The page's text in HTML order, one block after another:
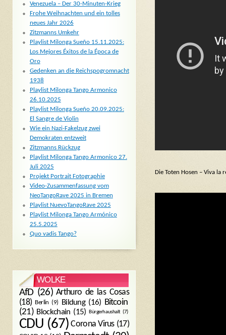
Die Toten Hosen – Viva la
Venezuela – Der 30-Minuten-Krieg
Frohe Weihnachten und ein tolles
neues Jahr 2026
Zitzmanns Umkehr
Playlist Milonga Sueño 15.11.2025:
Los Mejores Éxitos de la Época de
Oro
Gedenken an die Reichspogromnacht
1938
Playlist Milonga Tango Armonico
26.10.2025
Playlist Milonga Sueño 20.09.2025:
El Sangre de Violin
Wie ein Nazi-Fakelzug zwei
Demokraten entzweit
Zitzmanns Rückzug
Playlist Milonga Tango Armonico 27.
Juli 2025
Projekt Portrait Fotographie
Video-Zusammenfassung vom
NeoTangoRave 2025 in Bremen
Playlist NuevoTangoRave 2025
Playlist Milonga Tango Armónico
25.5.2025
Quo vadis Tango?
WOLKE
AfD(26) Arthuro de las Cosas
(18) Berlin (9) Bildung(16) Bitcoin
(21) Blockchain (15) Bürgerhaushalt (7)
CDU (67) Corona Virus(17)